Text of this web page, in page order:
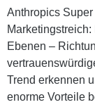
Anthropics
Ebenen –
Trend erkennen
enorme Vorteile